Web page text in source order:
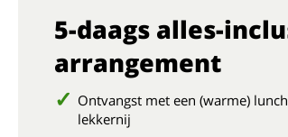
5-daags alles-
arrangement
Ontvangst met een (warme)
lekkernij